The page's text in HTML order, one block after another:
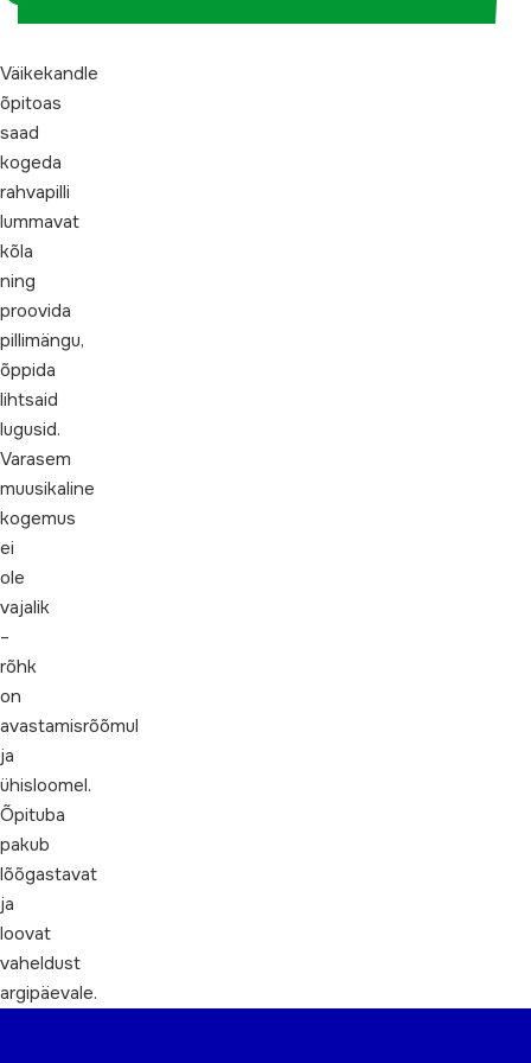
Väikekandle
õpitoas
saad
kogeda
rahvapilli
lummavat
kõla
ning
proovida
pillimängu,
õppida
lihtsaid
lugusid.
Varasem
muusikaline
kogemus
ei
ole
vajalik
–
rõhk
on
avastamisrõõmul
ja
ühisloomel.
Õpituba
pakub
lõõgastavat
ja
loovat
vaheldust
argipäevale.